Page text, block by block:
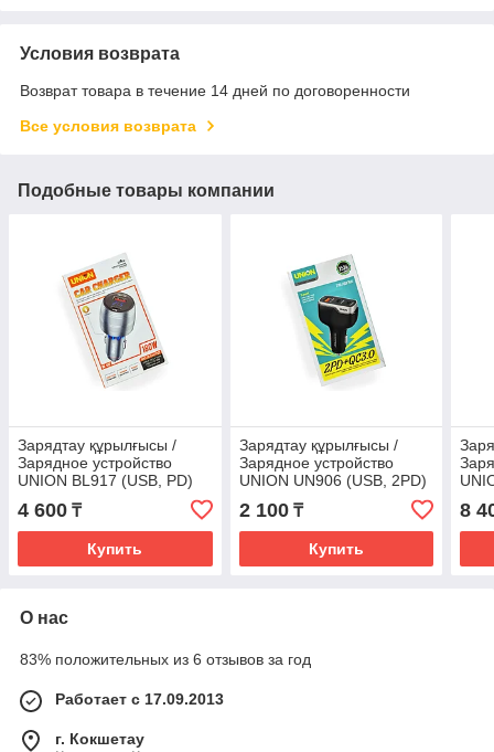
Условия возврата
Возврат товара в течение 14 дней по договоренности
Все условия возврата
Подобные товары компании
Зарядтау құрылғысы /
Зарядное устройство
UNION BL917 (USB, PD)
4 600 ₸
Купить
Зарядтау құрылғысы /
Зарядное устройство
UNION UN906 (USB, 2PD)
2 100₸
Купить
8
О нас
83% положительных из 6 отзывов за год
Работает с 17.09.2013
г. Кокшетау